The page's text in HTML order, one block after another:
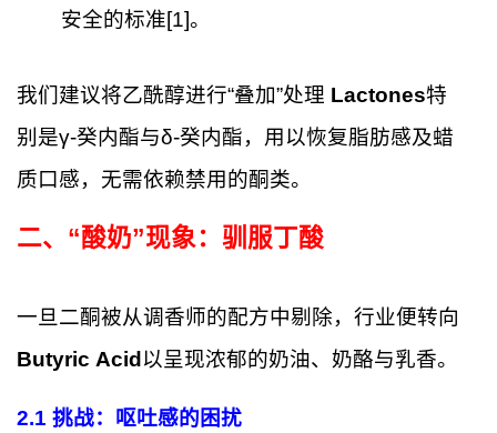
安全的标准[1]。
我们建议将乙酰醇进行“叠加”处理 Lactones特
别是γ-癸内酯与δ-癸内酯，用以恢复脂肪感及蜡
质口感，无需依赖禁用的酮类。
二、“酸奶”现象：驯服丁酸
一旦二酮被从调香师的配方中剔除，行业便转向
Butyric Acid 以呈现浓郁的奶油、奶酪与乳香。
2.1 挑战：呕吐感的困扰